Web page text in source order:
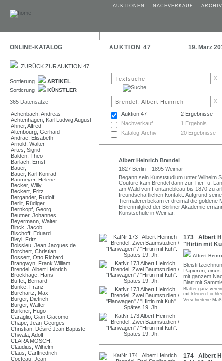
AUKTIONEN NACHVERKAUF ARCHIV
ONLINE-KATALOG AUKTION 47 19. März
ZURÜCK ZUR AUKTION 47
Sortierung
ARTIKEL
Sortierung
KÜNSTLER
365 Datensätze
Achenbach, Andreas
Achtenhagen, Karl Ludwig August
Ahner, Alfred
Altenbourg, Gerhard
Andrae, Elisabeth
Arnold, Walter
Artes, Sigrid
Balden, Theo
Barlach, Ernst
Bauer,
Bauer, Karl Konrad
Baumeyer, Helene
Becker, Willy
Beckert, Fritz
Bergander, Rudolf
Berlit, Rüdiger
Bernkopf, Georg
Beutner, Johannes
Beyermann, Walter
Binck, Jacob
Bischoff, Eduard
Bleyl, Fritz
Boissieu, Jean Jacques de
Borchert, Christian
Bossert, Otto Richard
Brangwyn, Frank William
Brendel, Albert Heinrich
Brockhage, Hans
Buffet, Bernard
Bunke, Franz
Burchartz, Max
Burger, Dietrich
Burger, Walter
Bürkner, Hugo
Caraglio, Gian Giacomo
Chape, Jean-Georges
Christian, Désiré Jean Baptiste
Chwala, Adolf
CLARA MOSCH,
Claudius, Wilhelm
Claus, Carlfriedrich
Cocteau, Jean
x
x
Auktion 47
2 Ergebnisse
Nachverkauf
1 Ergebnis
Katalog-Archiv
20 Ergebnisse
Albert Heinrich Brendel
1827 Berlin – 1895 Weimar
Begann sein Kunststudium unter Wilhelm
Couture kam Brendel dann zur Tier- u.
am Wald von Fontainebleau bis 1870 zu
freundschaftlichen Kontakt. Aufgrund
Tiermalerei bekam er dreimal die goldene
Ehrenmitglied der Berliner Akademie
Kunstschule in Weimar.
173 Albert
"Hirtin mit
Albert
Papieren,
mit ganzem
Blatt mit
Blätter ganz
mit kleinen
Verschiedene
174 Albert